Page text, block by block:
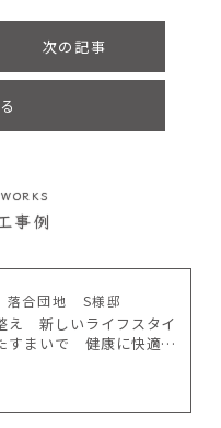
次の記事
事例
落合団地 S様邸
え 新しいライフスタイ
すまいで 健康に快適に